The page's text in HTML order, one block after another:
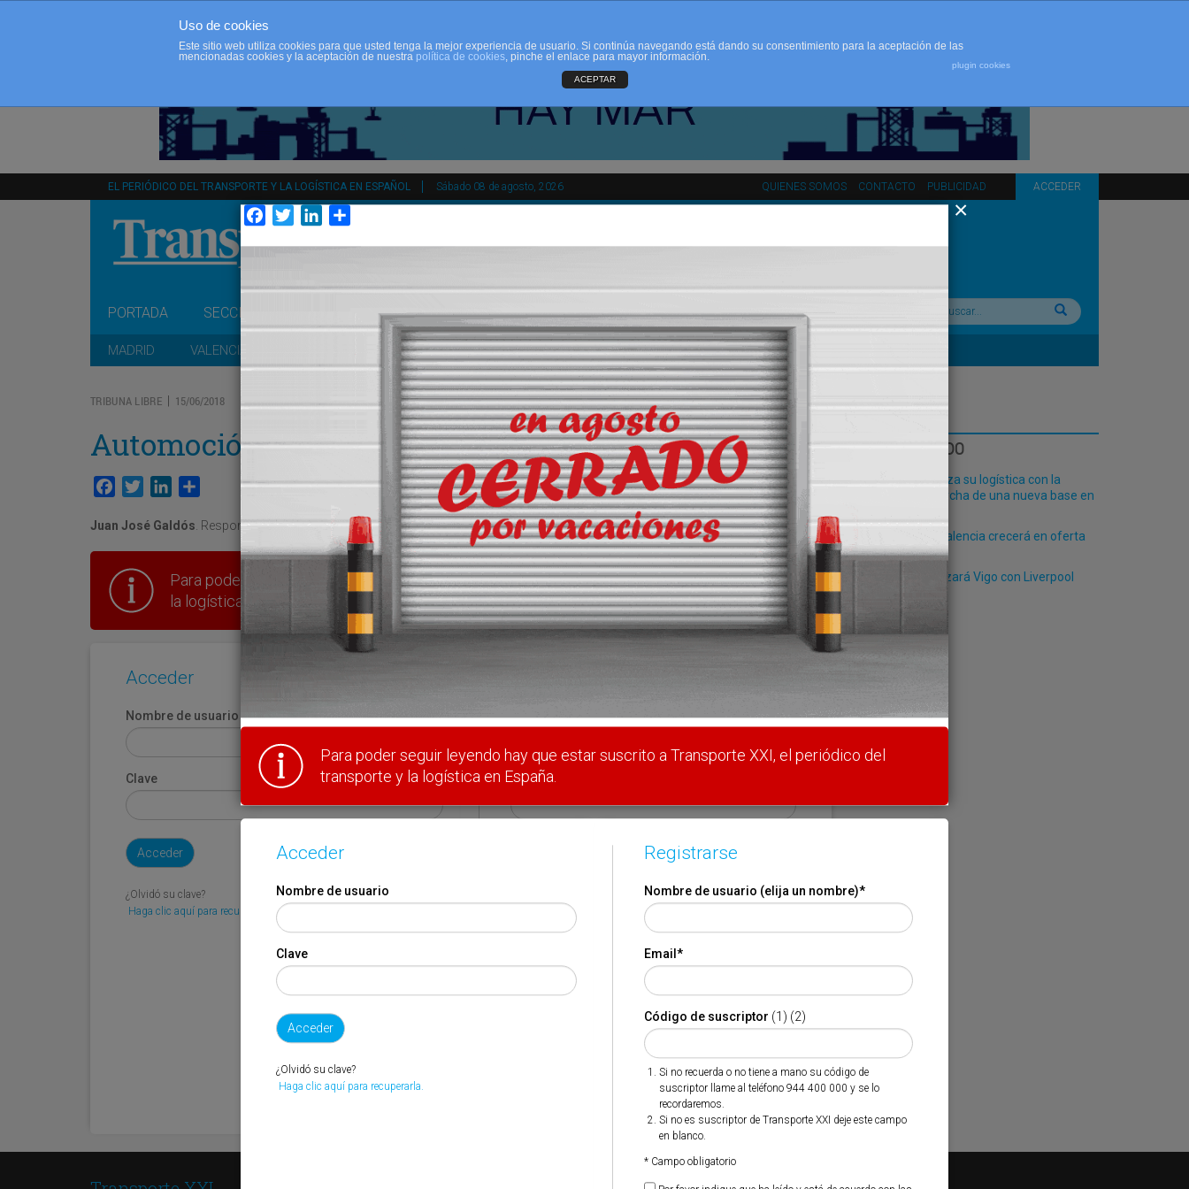
QUIENES SOMOS CONTACTO PUBLICIDAD ACCEDER
EL PERIÓDICO DEL TRANSPORTE Y LA LOGÍSTICA EN ESPAÑOL Sábado 08 de agosto, 2026
PORTADA SECCIONES OPINIÓN HEMEROTECA AGENDA KIOSKO
MADRID VALENCIA ANDALUCÍA PAÍS VASCO ESPAÑA INTERNACIONAL
TRIBUNA LIBRE| 15/06/2018
Automoción: trazabilidad unitaria
Facebook
TwitterLinkedInCompartir
Juan José Galdós . Responsable de Industria 4.0 en Ibermática.
Para poder seguir leyendo hay que estar suscrito a Transporte XXI, el periódico del transporte y
la logística en España.
Acceder
Nombre de usuario
Clave
¿Olvidó su clave?
Haga clic aquí para recuperarla.
Nombre de usuario (elija un nombre)*
Email*
Si no recuerda o no tiene a mano su código de suscriptor
llame al teléfono 944 400 000 y se lo recordaremos.
* Campo obligatorio
Por favor indique que ha leído y está de acuerdo con las
LO MÁS LEÍDO
Fribasa refuerza su logística con la
puesta en marcha de una nueva base en
El Puerto de Valencia crecerá en oferta
ro-pax
Suardiaz enlazará Vigo con Liverpool
Uso de cookies
Este sitio web utiliza cookies para que usted tenga la mejor experiencia de usuario. Si continúa navegando está dando su consentimiento para la aceptación de las
mencionadas cookies y la aceptación de nuestra política de cookies, pinche el enlace para mayor información.
plugin cookies
ACEPTAR
Facebook
TwitterLinkedIn
Para poder seguir leyendo hay que estar suscrito a Transporte XXI, el periódico del
transporte y la logística en España.
Acceder
Nombre de usuario
Clave
¿Olvidó su clave?
Haga clic aquí para recuperarla.
Registrarse
Nombre de usuario (elija un nombre)*
Email *
Código de suscriptor (1) (2)
Si no recuerda o no tiene a mano su código de
suscriptor llame al teléfono 944 400 000 y se lo
recordaremos.
Si no es suscriptor de Transporte XXI deje este campo
en blanco.
* Campo obligatorio